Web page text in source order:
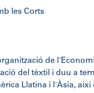
les Corts
de
del tèxtil i duu a
Llatina i l'Àsia,